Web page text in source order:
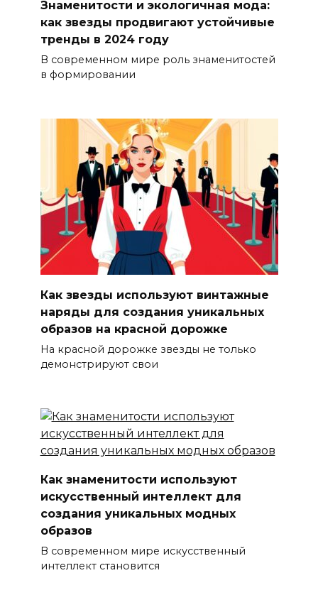
Знаменитости и экологичная мода:
как звезды продвигают устойчивые
тренды в 2024 году
В современном мире роль знаменитостей
в формировании
Как звезды используют винтажные
наряды для создания уникальных
образов на красной дорожке
На красной дорожке звезды не только
демонстрируют свои
Как знаменитости используют
искусственный интеллект для
создания уникальных модных
образов
В современном мире искусственный
интеллект становится